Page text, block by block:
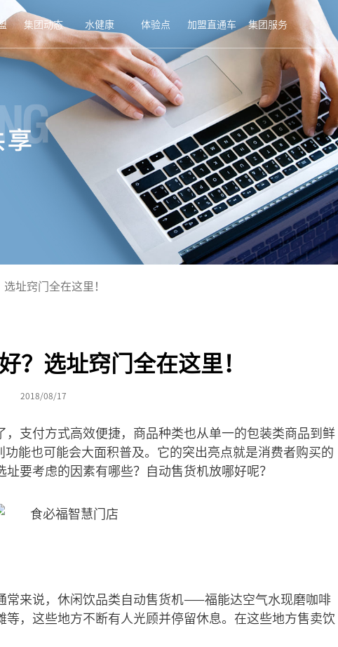
集团动态 水健康 体验点 加盟直通车 集团服务
址窍门全在这里！
？选址窍门全在这里！
2018/08/17
，支付方式高效便捷，商品种类也从单一的包装类商品到鲜
能也可能会大面积普及。它的突出亮点就是消费者购买的
要考虑的因素有哪些？自动售货机放哪好呢？
常来说，休闲饮品类自动售货机——福能达空气水现磨咖啡
，这些地方不断有人光顾并停留休息。在这些地方售卖饮